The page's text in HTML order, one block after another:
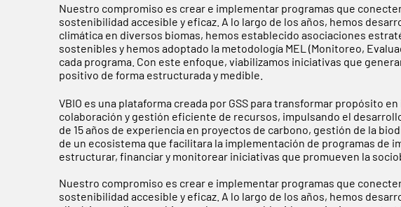
Nuestro compromiso es crear e implementar programas que
sostenibilidad accesible y eficaz. A lo largo de los años, hemos
climática en diversos biomas, hemos establecido asociaciones
sostenibles y hemos adoptado la metodología MEL (Monitoreo,
cada programa. Con este enfoque, viabilizamos iniciativas que
positivo de forma estructurada y medible.
VBIO es una plataforma creada por GSS para transformar propósito
colaboración y gestión eficiente de recursos, impulsando el
de 15 años de experiencia en proyectos de carbono, gestión de la
de un ecosistema que facilitara la implementación de programas de
estructurar, financiar y monitorear iniciativas que promueven la
Nuestro compromiso es crear e implementar programas que
sostenibilidad accesible y eficaz. A lo largo de los años, hemos